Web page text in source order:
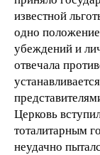
известной
одно
убеждений и
отвечала
Церковь
тоталитарным
неудачно